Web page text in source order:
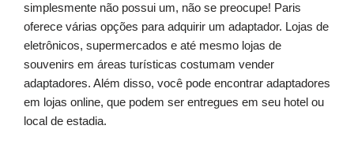
simplesmente não possui um, não se preocupe! Paris
oferece várias opções para adquirir um adaptador. Lojas de
eletrônicos, supermercados e até mesmo lojas de
souvenirs em áreas turísticas costumam vender
adaptadores. Além disso, você pode encontrar adaptadores
em lojas online, que podem ser entregues em seu hotel ou
local de estadia.